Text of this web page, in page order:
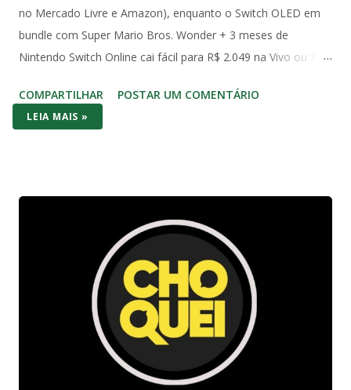
no Mercado Livre e Amazon), enquanto o Switch OLED em
bundle com Super Mario Bros. Wonder + 3 meses de
Nintendo Switch Online cai fácil para R$ 2.049 na Vivo ou R$
original de 2017) aparece em promoções ainda mais baixas,
na casa dos R$ 2.000 com jogo incluso. No bolso brasileiro,
com centenas de AAA (Forza, Starfield, Call of Duty) e futuro-
proof pra 2026. O Switch 1 roda em 1080p dock/720p
handheld e o OLED melhora a tela com cores vibrantes e
pretos profundos – mas gráficos de 2017. A diferença? O
Switch é portátil de verdade: você joga no sofá, no ônibus ou
na cama. Series S é só TV. Se você quer Mario, Pokémon
Scarlet/Violet, Zelda Tears of the Kingd...
COMPARTILHAR POSTAR UM COMENTÁRIO
LEIA MAIS »